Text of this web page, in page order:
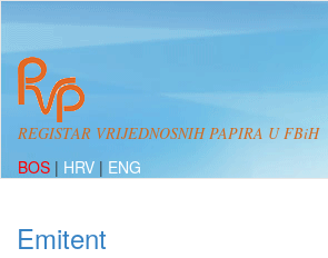
REGISTAR VRIJEDNOSNIH PAPIRA U FBiH
BOS | HRV | ENG
Emitent